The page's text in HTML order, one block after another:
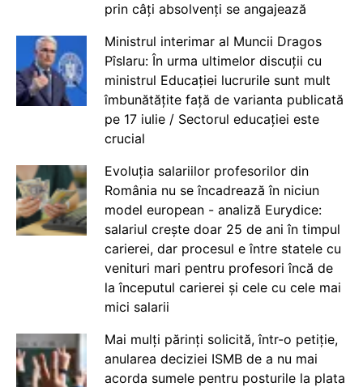
prin câți absolvenți se angajează
Ministrul interimar al Muncii Dragos
Pîslaru: În urma ultimelor discuții cu
ministrul Educației lucrurile sunt mult
îmbunătățite față de varianta publicată
pe 17 iulie / Sectorul educației este
crucial
Evoluția salariilor profesorilor din
România nu se încadrează în niciun
model european - analiză Eurydice:
salariul crește doar 25 de ani în timpul
carierei, dar procesul e între statele cu
venituri mari pentru profesori încă de
la începutul carierei și cele cu cele mai
mici salarii
Mai mulți părinți solicită, într-o petiție,
anularea deciziei ISMB de a nu mai
acorda sumele pentru posturile la plata